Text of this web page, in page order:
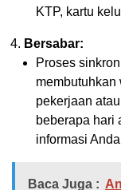
KTP, kartu
Bersabar:
Proses
membutuhkan
pekerjaan
beberapa hari
informasi
Baca Juga :